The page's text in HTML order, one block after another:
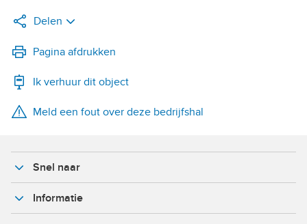
Delen
LinkedIn
WhatsApp
X
Pagina afdrukken
Ik verhuur dit object
Meld een fout over deze bedrijfshal
Snel naar
Informatie